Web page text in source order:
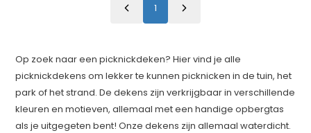
1
Op zoek naar een picknickdeken? Hier vind je alle
picknickdekens om lekker te kunnen picknicken in de tuin, het
park of het strand. De dekens zijn verkrijgbaar in verschillende
kleuren en motieven, allemaal met een handige opbergtas
als je uitgegeten bent! Onze dekens zijn allemaal waterdicht.